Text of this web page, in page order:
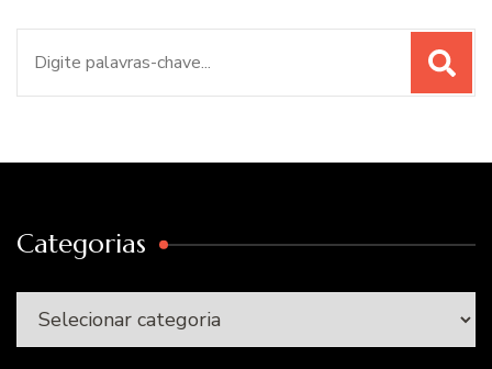
Categorias
Categorias